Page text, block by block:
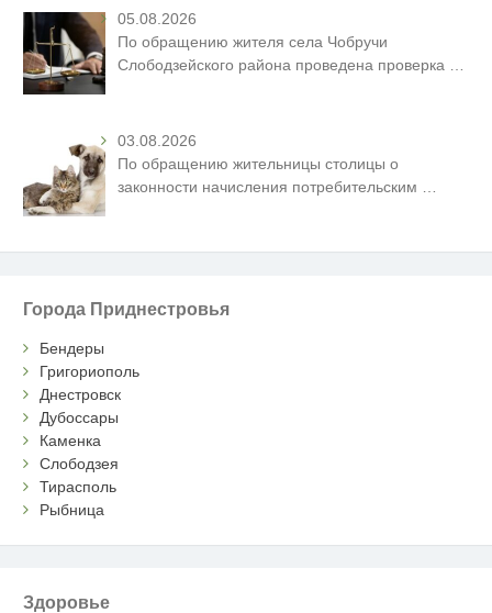
05.08.2026
По обращению жителя села Чобручи
Слободзейского района проведена проверка
03.08.2026
По обращению жительницы столицы о
законности начисления потребительским
Города Приднестровья
Бендеры
Григориополь
Днестровск
Дубоссары
Каменка
Слободзея
Тирасполь
Рыбница
Здоровье